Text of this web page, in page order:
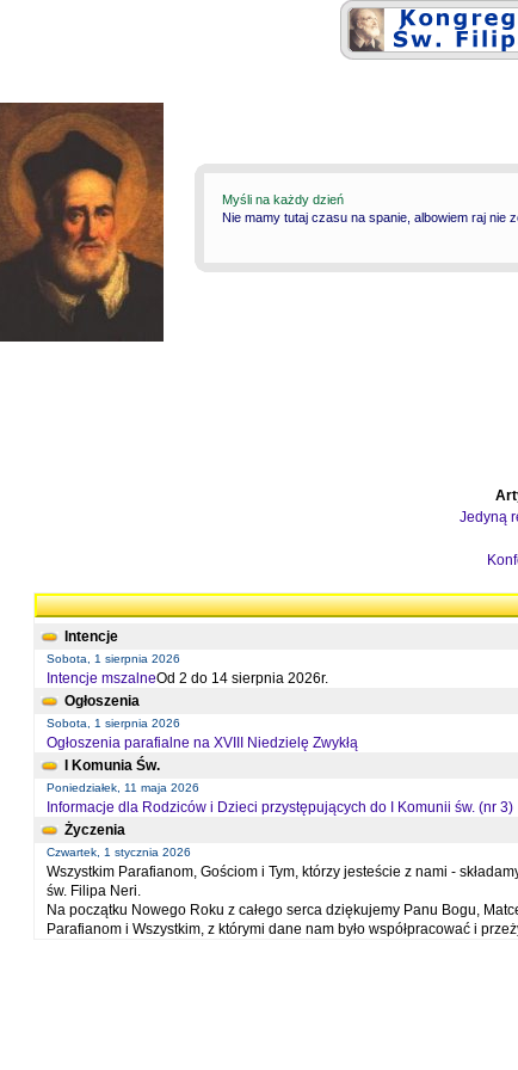
Myśli na każdy dzień
Nie mamy tutaj czasu na spanie, albowiem raj nie
Jedyną
Intencje
Sobota, 1 sierpnia 2026
Intencje mszalneOd 2 do 14 sierpnia 2026r.
Ogłoszenia
Sobota, 1 sierpnia 2026
Ogłoszenia parafialne na XVIII Niedzielę Zwykłą
I Komunia Św.
Poniedziałek, 11 maja 2026
Informacje dla Rodziców i Dzieci przystępujących do I Komunii św. (nr 3)
Życzenia
Czwartek, 1 stycznia 2026
Wszystkim Parafianom, Gościom i Tym, którzy jesteście z nami -
św. Filipa Neri.
Na początku Nowego Roku z całego serca dziękujemy Panu Bogu,
Parafianom i Wszystkim, z którymi dane nam było współpracować i